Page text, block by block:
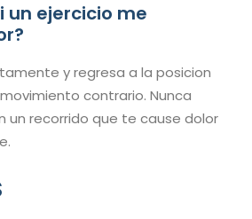
un ejercicio me
y regresa a la posicion
contrario. Nunca
un recorrido que te cause dolor